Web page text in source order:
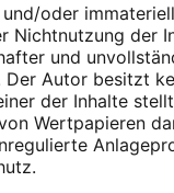
oder
Nichtnutzung der
und
Der Autor besitzt
der Inhalte
Wertpapieren